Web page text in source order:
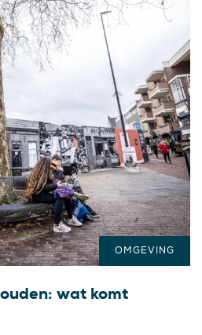
wat komt
OMGEVING